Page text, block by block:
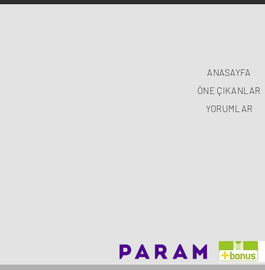
ANASAYFA
ÖNE ÇIKANLAR
YORUMLAR